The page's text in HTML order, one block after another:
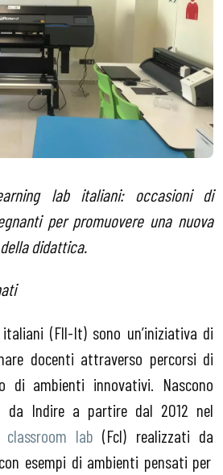
lab italiani: occasioni di
per promuovere una nuova
didattica.
(Fll-It) sono un’iniziativa di
docenti attraverso percorsi di
di ambienti innovativi. Nascono
da Indire a partire dal 2012 nel
classroom lab (Fcl) realizzati da
esempi di ambienti pensati per